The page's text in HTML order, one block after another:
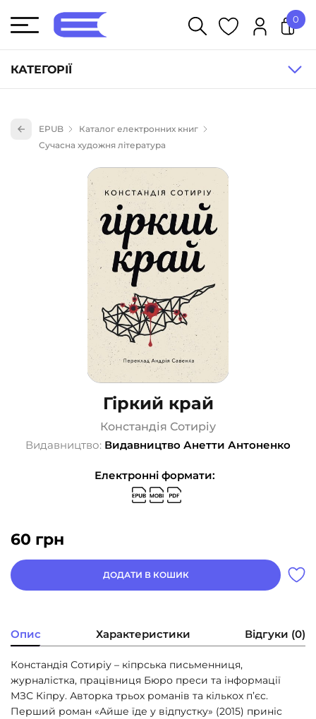
КАТЕГОРІЇ
Книги для дітей (835)
Науково-популярна література (1015)
Навчальна література та посібники (527)
Енциклопедії, довідники, словники (55)
Подарункові сертифікати (1)
0
EPUB
Каталог електронних книг
Сучасна художня література
Гіркий край
Констандія Сотиріу
Видавництво: Видавництво Анетти Антоненко
Електронні формати:
60 грн
ДОДАТИ В КОШИК
Опис Характеристики Відгуки (0)
Констандія Сотиріу – кіпрська письменниця,
журналістка, працівниця Бюро преси та інформації
МЗС Кіпру. Авторка трьох романів та кількох п’єс.
Перший роман «Айше їде у відпустку» (2015) приніс